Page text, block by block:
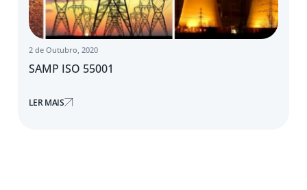
2 de Outubro, 2020
SAMP ISO 55001
LER MAIS